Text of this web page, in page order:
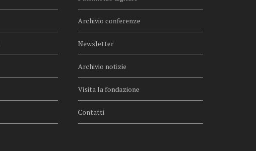
Archivio conferenze
Newsletter
Archivio notizie
Visita la fondazione
Contatti